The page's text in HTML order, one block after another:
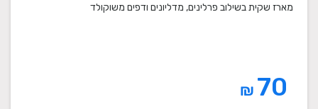
מארז שקית בשילוב פרלינים, מדליונים ודפים משוקולד
₪